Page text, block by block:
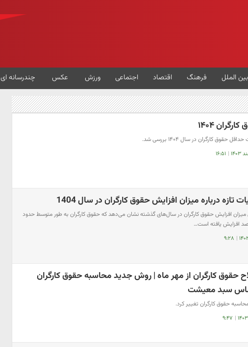
بین الملل فرهنگ اقتصاد اجتماعی ورزش عکس چندرسانه ای
۱۴۰۴
حقوق کارگران در سال ۱۴۰۴ بررسی شد.
| ۱۶:۵۱
تازه درباره میزان افزایش حقوق کارگران در سال 1404
میزان افزایش حقوق کارگران در سال‌های گذشته نشان می‌دهد که حقوق کارگران به طور متوسط حدود
| ۹:۲۸
حقوق کارگران از مهر ماه | روش جدید محاسبه حقوق کارگران
سبد معیشت
حقوق کارگران تغییر کرد.
| ۹:۴۷